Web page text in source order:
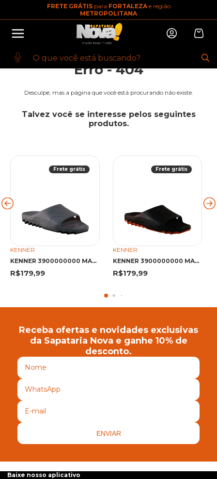
10% OFF na primeira compra
Baixe o app. Cupom BEMVINDO10
(100+)
Abrir
FRETE GRÁTISpara FORTALEZAe região
METROPOLITANA
Erro - 404
Desculpe, mas a página que você está procurando não existe.
Talvez você se interesse pelos seguintes
produtos.
Frete grátis
KENNER
KENNER 3900000000 MAK CZA VAP/PTO 5 3900000000 CINZA VAPOR/PRETO
R$179,99
Frete grátis
KENNER
KENNER 3900000000 MAK PTO/LJA 3
R$179,99
Receba ofertas e novidades exclusivas
da Sapataria Nova e ganhe 10% de
desconto.
ENVIAR
Baixe nosso aplicativo